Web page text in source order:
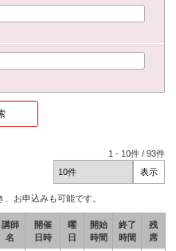
1 - 10件 /93件
お申込みも可能です。
講師
名
開催
日時
曜
日
開始
時間
終了
時間
残
席